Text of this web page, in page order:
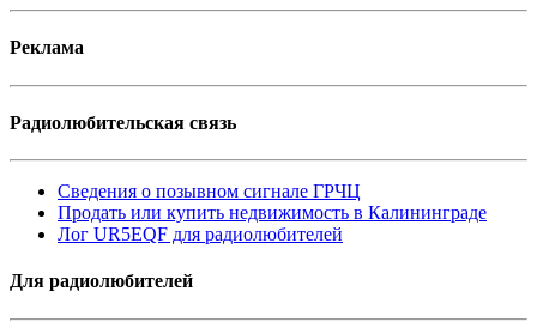
Реклама
Радиолюбительская связь
Сведения о позывном сигнале ГРЧЦ
Продать или купить недвижимость в Калининграде
Лог UR5EQF для радиолюбителей
Для радиолюбителей